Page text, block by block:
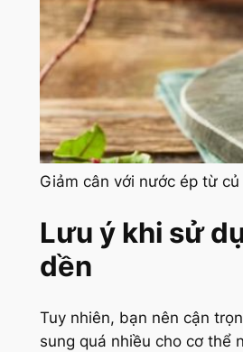
Giảm cân với nước ép từ củ
Lưu ý khi sử
dền
Tuy nhiên, bạn nên cận
sung quá nhiều cho cơ thể